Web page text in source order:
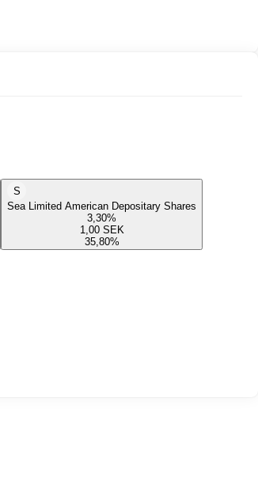
S
Sea Limited American Depositary Shares
3,30%
1,00 SEK
35,80%